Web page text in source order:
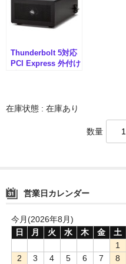
メモリーカードリーダー
ラックマウント
ワイヤレスHDMIエクステン
リモートKVMスイッチ
CFexpress
CFast
Thunderbolt 5対応
PCI Express 外付け
OWCTB5HELIOS5S
在庫状態 : 在庫あり
数量
営業日カレンダー
今月(2026年8月)
日
月 火 水 木 金
土
1
2
3 4 5 6 7
8